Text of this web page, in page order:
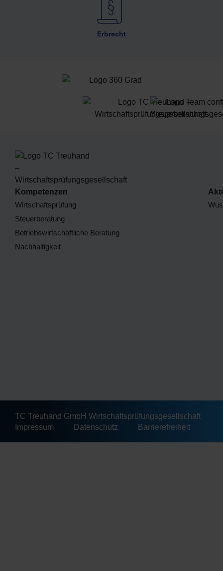
Erbrecht
Kompetenzen
Wirtschaftsprüfung
Steuerberatung
Betriebswirtschaftliche Beratung
Nachhaltigkeit
TC Treuhand GmbH Wirtschaftsprüfungsgesellschaft
Impressum
Datenschutz Barrierefreiheit